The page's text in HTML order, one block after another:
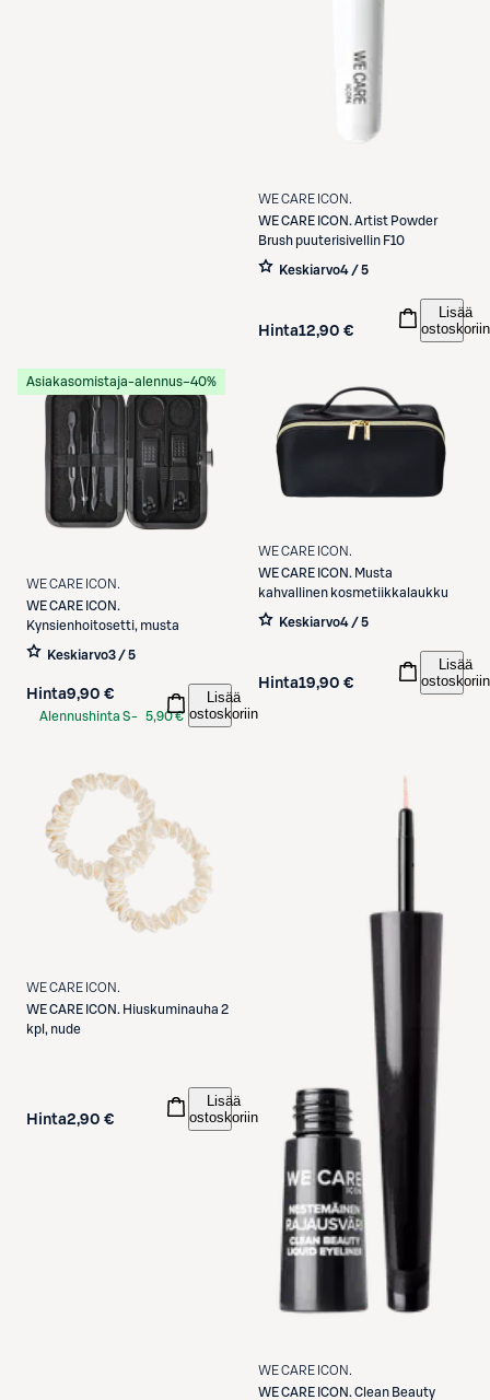
WE CARE ICON.
WE CARE ICON. Artist Powder
Brush puuterisivellin F10
Keskiarvo4 / 5
Hinta12,90 €
Lisää
ostoskoriin
Asiakasomistaja-alennus−40%
WE CARE ICON.
WE CARE ICON.
Kynsienhoitosetti, musta
Keskiarvo3 / 5
Hinta9,90 €
Alennushinta S- 5,90 €
Lisää
ostoskoriin
WE CARE ICON.
WE CARE ICON. Musta
kahvallinen kosmetiikkalaukku
Keskiarvo4 / 5
Hinta19,90 €
Lisää
ostoskoriin
WE CARE ICON.
WE CARE ICON. Hiuskuminauha 2
kpl, nude
Hinta2,90 €
Lisää
ostoskoriin
WE CARE ICON.
WE CARE ICON. Clean Beauty